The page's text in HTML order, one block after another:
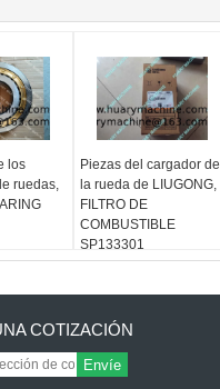
los
ruedas,
Piezas del cargador de
la rueda de LIUGONG,
FILTRO DE
COMBUSTIBLE
SP133301
COTIZACIÓN
Envíe